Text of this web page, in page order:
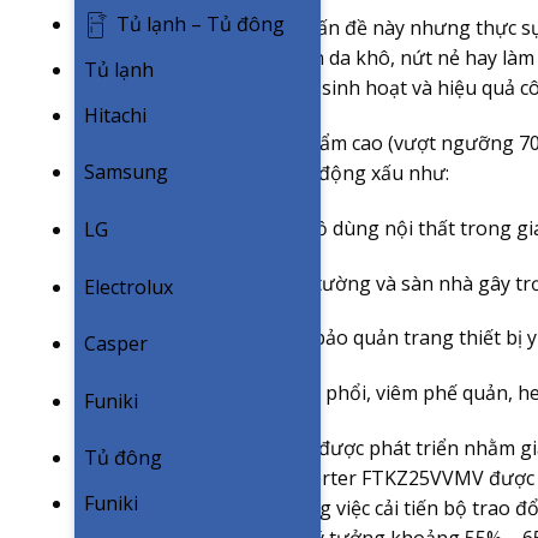
Tủ lạnh – Tủ đông
Tủ lạnh
Hitachi
Samsung
LG
Electrolux
Casper
Funiki
Tủ đông
Funiki
Có thể bạn rất ít để ý đến vấn đề này nhưng
quanh ta. Độ ẩm thấp khiến da khô, nứt nẻ hay
ảnh hưởng đến chất lượng sinh hoạt và hiệu quả
Ngược lại ở môi trường độ ẩm cao (vượt ngưỡng
loại vi khuẩn gây ra các tác động xấu như:
– Phá huỷ quần áo và các đồ dùng nội thất trong
– Tạo ra các chất dịch trên tường và sàn nhà gây
– Gây khó khăn trong việc bảo quản trang thiết bị
– Gây ra các bệnh như viêm phổi, viêm phế quản,
Công nghệ Hybrid Cooling được phát triển nhằm
Daikin 9000btu 1 chiều inverter FTKZ25VVMV
khi làm lạnh ở tải thấp. Bằng việc cải tiến bộ trao